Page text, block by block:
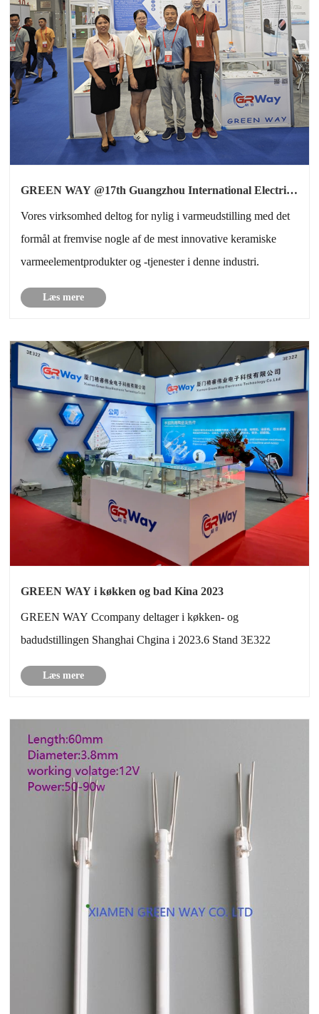
GREEN WAY @17th Guangzhou International Electric
Vores virksomhed deltog for nylig i varmeudstilling med det
formål at fremvise nogle af de mest innovative keramiske
varmeelementprodukter og -tjenester i denne industri.
Læs mere
GREEN WAY i køkken og bad Kina 2023
GREEN WAY Ccompany deltager i køkken- og
badudstillingen Shanghai Chgina i 2023.6 Stand 3E322
Læs mere